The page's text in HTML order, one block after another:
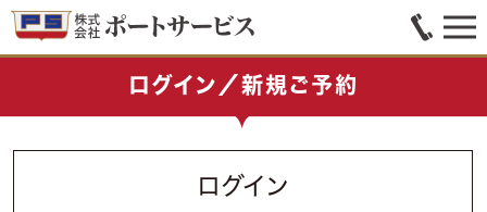
ログイン／新規ご予約
ログイン